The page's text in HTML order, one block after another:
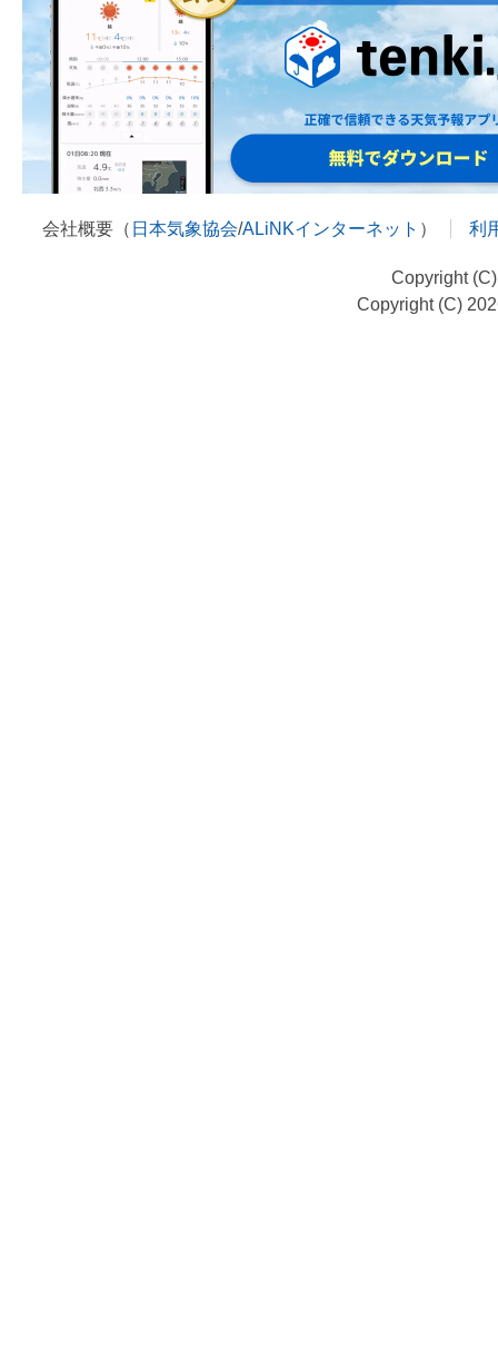
会社概要（ 日本気象協会/ALiNKインターネット ） 利
Copyright
Copyright (C)